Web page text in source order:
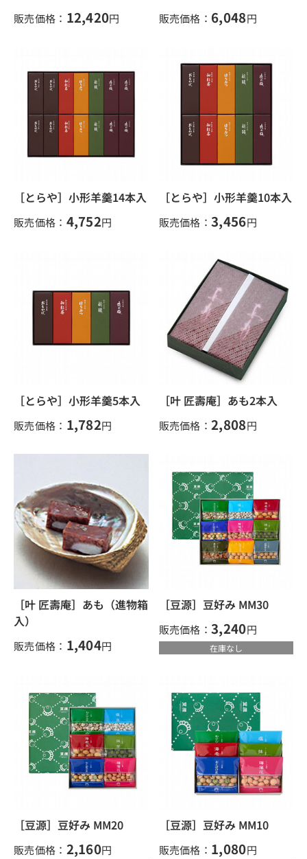
販売価格： 12,420円 販売価格： 6,048円
［とらや］小形羊羹14本入
販売価格： 4,752円
［とらや］小形羊羹10本入
販売価格： 3,456円
［とらや］小形羊羹5本入
販売価格： 1,782円
［叶 匠壽庵］あも2本入
販売価格： 2,808円
［叶 匠壽庵］あも（進物箱
入）
販売価格： 1,404円
［豆源］豆好み MM30
販売価格： 3,240円
在庫なし
［豆源］豆好み MM20
販売価格： 2,160円
［豆源］豆好み MM10
販売価格： 1,080円